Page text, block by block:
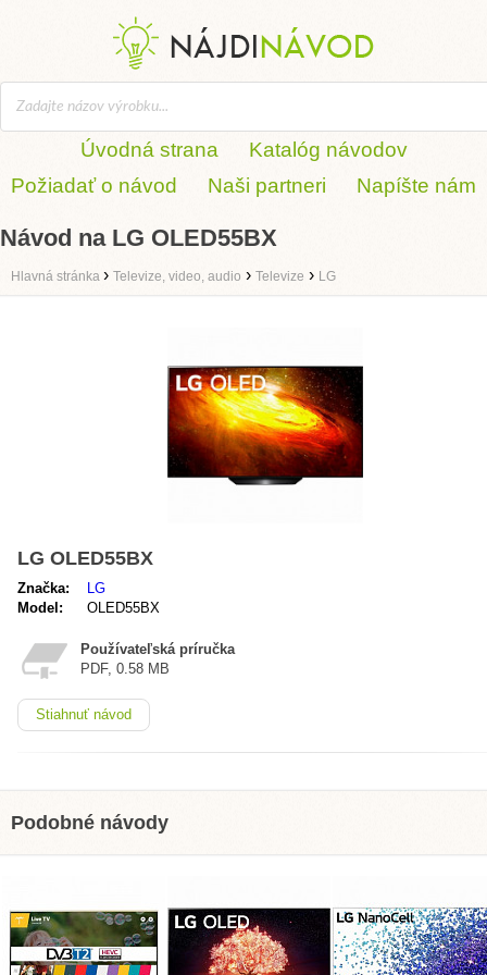
Úvodná strana
Katalóg návodov
Požiadať o návod
Naši partneri Napíšte nám
Návod na LG OLED55BX
Hlavná stránka › Televize, video, audio › Televize › LG
LG OLED55BX
Značka:
LG
Model:
OLED55BX
Používateľská príručka
PDF, 0.58 MB
Stiahnuť návod
Podobné návody